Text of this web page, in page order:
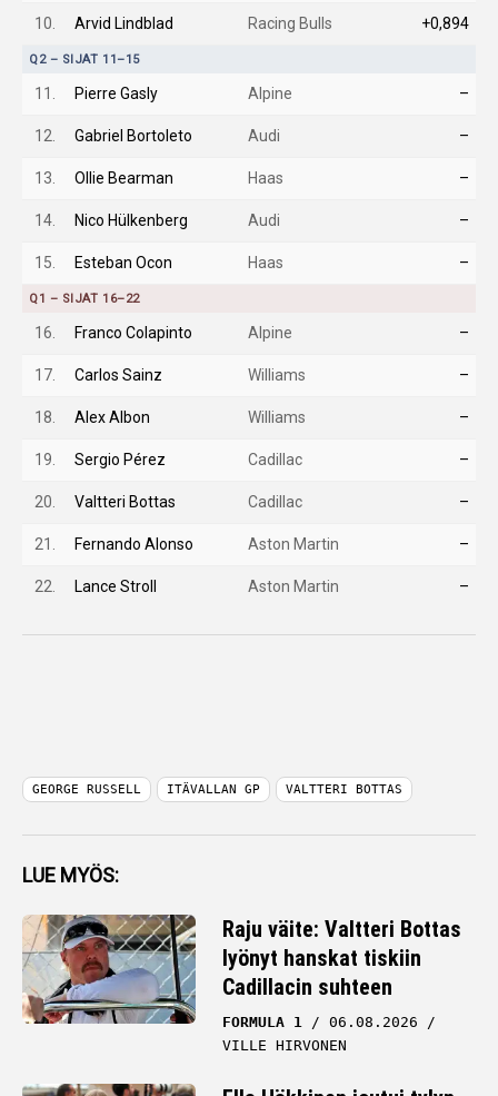
10. Arvid Lindblad Racing Bulls +0,894
Q2 – SIJAT 11–15
11. Pierre Gasly Alpine –
12. Gabriel Bortoleto Audi –
13. Ollie Bearman Haas –
14. Nico Hülkenberg Audi –
15. Esteban Ocon Haas –
Q1 – SIJAT 16–22
16. Franco Colapinto Alpine –
17. Carlos Sainz Williams –
18. Alex Albon Williams –
19. Sergio Pérez Cadillac –
20. Valtteri Bottas Cadillac –
21. Fernando Alonso Aston Martin –
22. Lance Stroll Aston Martin –
GEORGE RUSSELL ITÄVALLAN GP VALTTERI BOTTAS
LUE MYÖS:
Raju väite: Valtteri Bottas
lyönyt hanskat tiskiin
Cadillacin suhteen
FORMULA 1
06.08.2026
VILLE HIRVONEN